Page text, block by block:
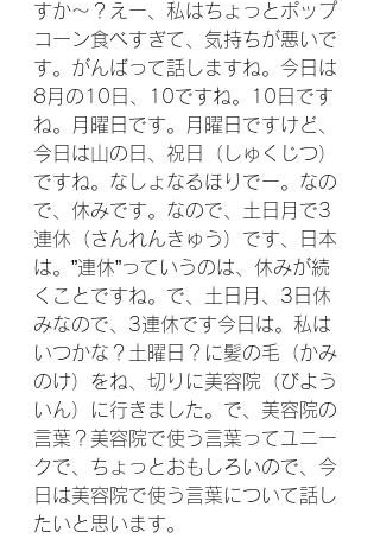
すか〜？えー、私はちょっとポップ
コーン食べすぎて、気持ちが悪いで
す。がんばって話しますね。今日は
8月の10日、10ですね。10日です
ね。月曜日です。月曜日ですけど、
今日は山の日、祝日（しゅくじつ）
ですね。なしょなるほりでー。なの
で、休みです。なので、土日月で3
連休（さんれんきゅう）です、日本
は。”連休”っていうのは、休みが続
くことですね。で、土日月、3日休
みなので、3連休です今日は。私は
いつかな？土曜日？に髪の毛（かみ
のけ）をね、切りに美容院（びよう
いん）に行きました。で、美容院の
言葉？美容院で使う言葉ってユニー
クで、ちょっとおもしろいので、今
日は美容院で使う言葉について話し
たいと思います。